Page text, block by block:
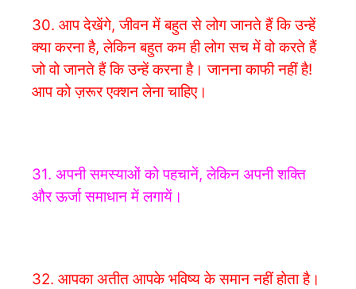
30. आप देखेंगे, जीवन में बहुत से लोग जानते हैं कि उन्हें
क्या करना है, लेकिन बहुत कम ही लोग सच में वो करते हैं
जो वो जानते हैं कि उन्हें करना है। जानना काफी नहीं है!
आप को ज़रूर एक्शन लेना चाहिए।
31. अपनी समस्याओं को पहचानें, लेकिन अपनी शक्ति
और ऊर्जा समाधान में लगायें।
32. आपका अतीत आपके भविष्य के समान नहीं होता है।